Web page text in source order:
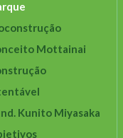
Mottainai
Kunito Miyasaka